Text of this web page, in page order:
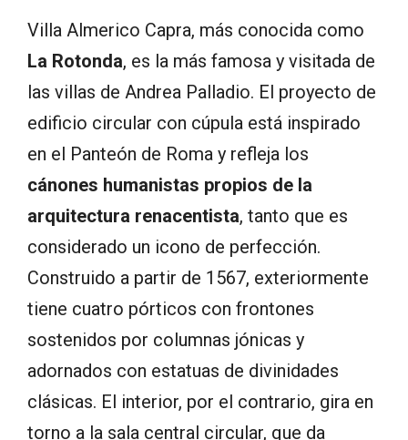
Villa Almerico Capra, más conocida como
La Rotonda, es la más famosa y visitada de
las villas de Andrea Palladio. El proyecto de
edificio circular con cúpula está inspirado
en el Panteón de Roma y refleja los
cánones humanistas propios de la
arquitectura renacentista, tanto que es
considerado un icono de perfección.
Construido a partir de 1567, exteriormente
tiene cuatro pórticos con frontones
sostenidos por columnas jónicas y
adornados con estatuas de divinidades
clásicas. El interior, por el contrario, gira en
torno a la sala central circular, que da